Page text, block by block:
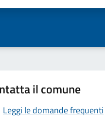
il comune
Leggi le domande frequenti